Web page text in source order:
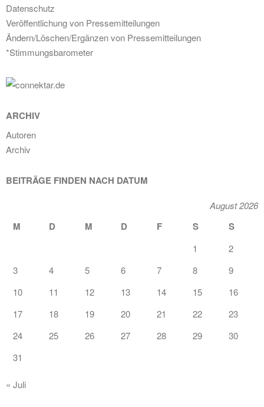
Datenschutz
Veröffentlichung von Pressemitteilungen
Ändern/Löschen/Ergänzen von Pressemitteilungen
*Stimmungsbarometer
ARCHIV
Autoren
Archiv
BEITRÄGE FINDEN NACH DATUM
August 2026
M D M D F S S
1
2
3
4 5 6 7 8
9
10
11 12 13 14 15
16
17
18 19 20 21 22
23
24
25 26 27 28 29
30
31
« Juli